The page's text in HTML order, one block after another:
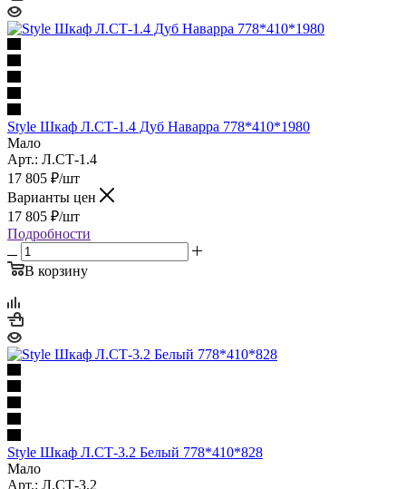
Style Шкаф Л.СТ-1.4 Дуб Наварра 778*410*1980
Мало
Арт.: Л.СТ-1.4
17 805 ₽/шт
Варианты цен
17 805 ₽/шт
Подробности
В корзину
Style Шкаф Л.СТ-3.2 Белый 778*410*828
Мало
Арт.: Л.СТ-3.2